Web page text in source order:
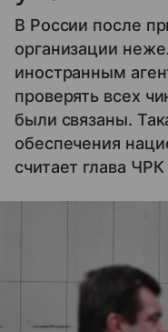
В России после
организации
иностранным
проверять всех
были связаны.
обеспечения
считает глава